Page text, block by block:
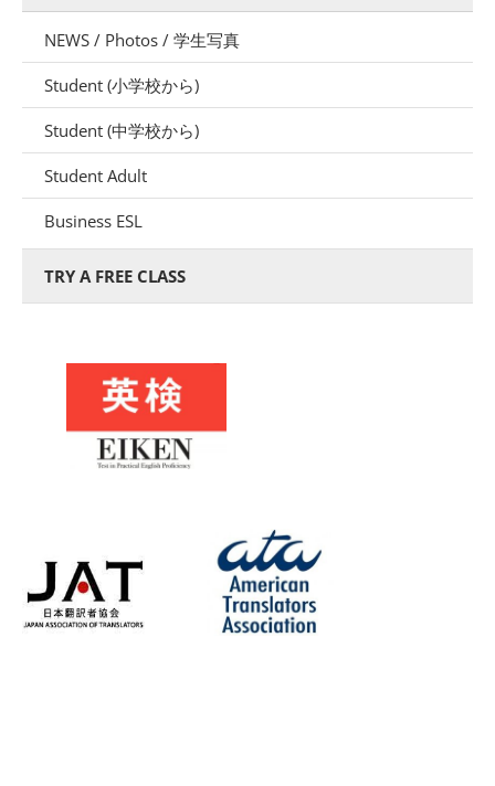
NEWS / Photos / 学生写真
Student (小学校から)
Student (中学校から)
Student Adult
Business ESL
TRY A FREE CLASS